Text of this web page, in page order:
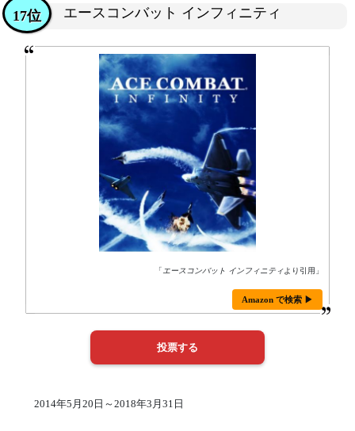
エースコンバット インフィニティ
17位
「 エースコンバット インフィニティより引用」
Amazon で検索 ▶
2014年5月20日～2018年3月31日